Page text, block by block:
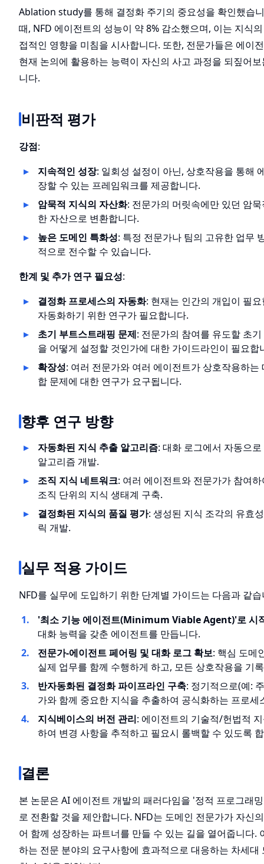
Ablation study를 통해 결정화 주기의 중요성을 확인했습
때, NFD 에이전트의 성능이 약 8% 감소했으며, 이는 지식
접적인 영향을 미침을 시사합니다. 또한, 전문가들은 에이
현재 논의에 활용하는 능력이 자신의 사고 과정을 되짚어
니다.
비판적 평가
강점:
지속적인 성장: 일회성 설정이 아닌, 상호작용을 통해
장할 수 있는 프레임워크를 제공합니다.
암묵적 지식의 자산화: 전문가의 머릿속에만 있던 암
한 자산으로 변환합니다.
높은 도메인 특화성: 특정 전문가나 팀의 고유한 업무
적으로 전수할 수 있습니다.
한계 및 추가 연구 필요성:
결정화 프로세스의 자동화: 현재는 인간의 개입이 필
자동화하기 위한 연구가 필요합니다.
초기 부트스트래핑 문제: 전문가의 참여를 유도할 초
을 어떻게 설정할 것인가에 대한 가이드라인이 필요합
확장성: 여러 전문가와 여러 에이전트가 상호작용하
합 문제에 대한 연구가 요구됩니다.
향후 연구 방향
자동화된 지식 추출 알고리즘: 대화 로그에서 자동으
알고리즘 개발.
조직 지식 네트워크: 여러 에이전트와 전문가가 참여
조직 단위의 지식 생태계 구축.
결정화된 지식의 품질 평가: 생성된 지식 조각의 유효
릭 개발.
실무 적용 가이드
NFD를 실무에 도입하기 위한 단계별 가이드는 다음과 같
'최소 기능 에이전트(Minimum Viable Agent)'로 시
대화 능력을 갖춘 에이전트를 만듭니다.
전문가-에이전트 페어링 및 대화 로그 확보: 핵심 도메
실제 업무를 함께 수행하게 하고, 모든 상호작용을 기
반자동화된 결정화 파이프라인 구축: 정기적으로(예:
가와 함께 중요한 지식을 추출하여 공식화하는 프로세
지식베이스의 버전 관리: 에이전트의 기술적/헌법적
하여 변경 사항을 추적하고 필요시 롤백할 수 있도록
결론
본 논문은 AI 에이전트 개발의 패러다임을 '정적 프로그래
로 전환할 것을 제안합니다. NFD는 도메인 전문가가 자신
어 함께 성장하는 파트너를 만들 수 있는 길을 열어줍니다.
하는 전문 분야의 요구사항에 효과적으로 대응하는 차세